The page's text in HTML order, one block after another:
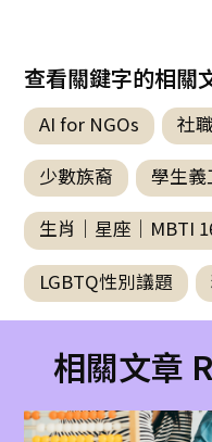
查看關鍵字的相關
AI for NGOs 社
少數族裔 學生義
生肖｜星座｜MBTI
LGBTQ性別議題
相關文章